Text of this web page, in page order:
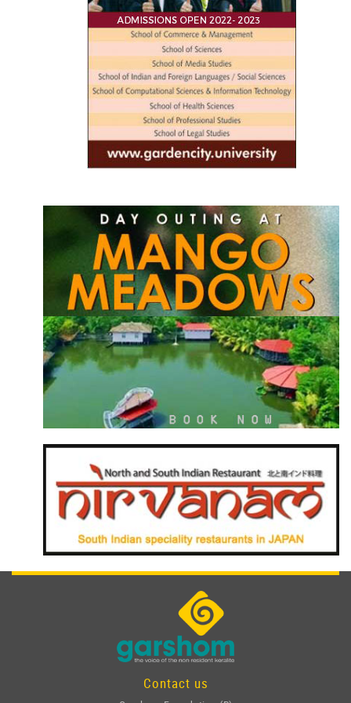
Contact us